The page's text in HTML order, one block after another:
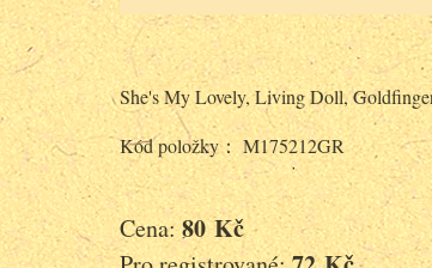
She's My Lovely, Living Doll,
Kód položky： M175212GR
Cena:80 Kč